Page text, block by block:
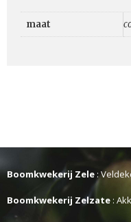
maat
Boomkwekerij Zele :
Boomkwekerij Zelzate :